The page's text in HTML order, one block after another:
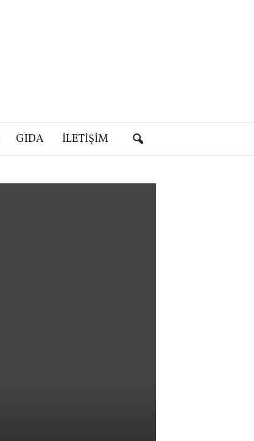
GIDA İLETIŞIM